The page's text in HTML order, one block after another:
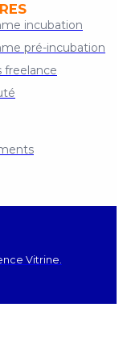
incubation
freelance
pré-incubation
Vitrine.